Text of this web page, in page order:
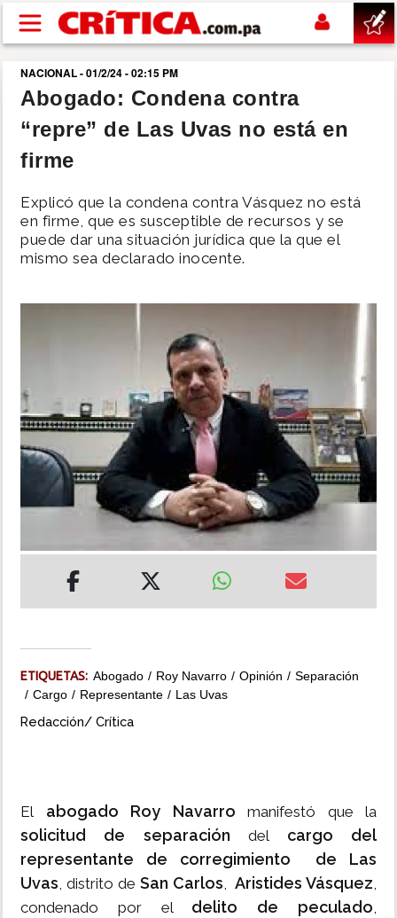
Pasar al contenido principal
buscar
SUCESOS
POLÍTICA
INSÓLITAS
MULTIMEDIA
NACIONAL - 01/2/24 - 02:15 PM
Abogado: Condena contra
“repre” de Las Uvas no está en
firme
Explicó que la condena contra Vásquez no está
en firme, que es susceptible de recursos y se
puede dar una situación jurídica que la que el
mismo sea declarado inocente.
ETIQUETAS: Abogado Roy Navarro Opinión
Separación
Cargo
Representante Las Uvas
Redacción/ Crítica
El abogado Roy Navarro manifestó que la
solicitud de separacióndel cargo del
representante de corregimiento
de Las
Uvas, distrito de San Carlos, Aristides Vásquez,
condenado por el delito de peculado,